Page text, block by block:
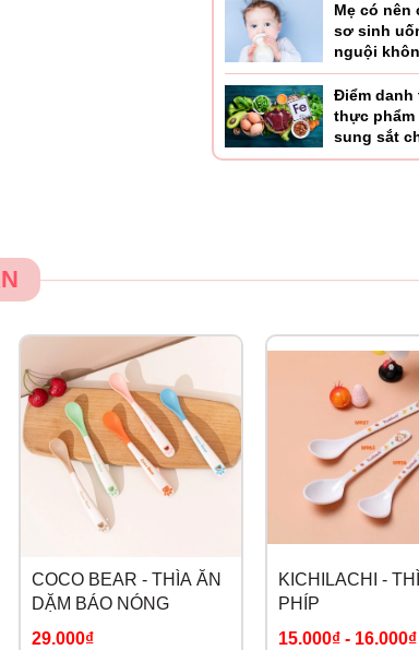
Mẹ có nên
sơ sinh
nguội
Điểm danh
thực phẩm
sung sắt
COCO BEAR - THÌA ĂN
DẶM BÁO NÓNG
29.000₫
KICHILACHI -
PHÍP
15.000₫ - 16.000₫